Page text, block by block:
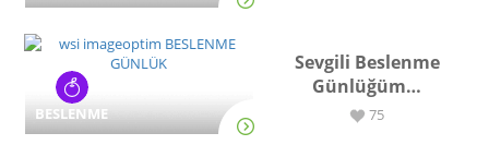
BESLENME
Sevgili Beslenme
Günlüğüm…
75